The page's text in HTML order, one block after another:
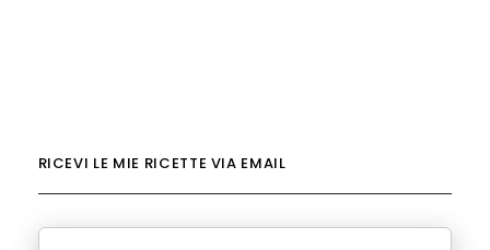
RICEVI LE MIE RICETTE VIA EMAIL